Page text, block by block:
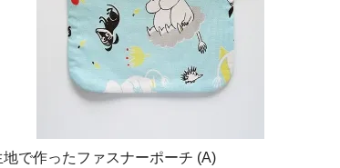
地で作ったファスナーポーチ (A)